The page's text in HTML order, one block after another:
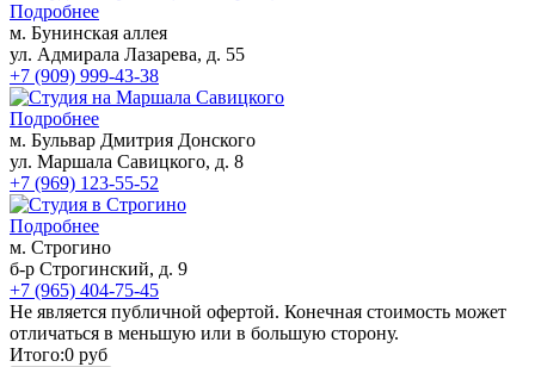
Подробнее
м. Бунинская аллея
ул. Адмирала Лазарева, д. 55
+7 (909) 999-43-38
Подробнее
м. Бульвар Дмитрия Донского
ул. Маршала Савицкого, д. 8
+7 (969) 123-55-52
Подробнее
м. Строгино
б-р Строгинский, д. 9
+7 (965) 404-75-45
Не является публичной офертой. Конечная стоимость может
отличаться в меньшую или в большую сторону.
Итого:0 руб